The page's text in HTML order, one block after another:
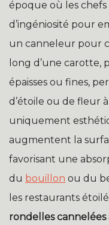
époque où les chefs
d’ingéniosité pour
un canneleur pour
long d’une carotte,
épaisses ou fines,
d’étoile ou de fleur
uniquement
augmentent la
favorisant une
du bouillon ou du
les restaurants
rondelles cannelées